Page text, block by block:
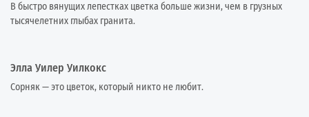
В быстро вянущих лепестках цветка больше жизни, чем в грузных
тысячелетних глыбах гранита.
Элла Уилер Уилкокс
Сорняк — это цветок, который никто не любит.